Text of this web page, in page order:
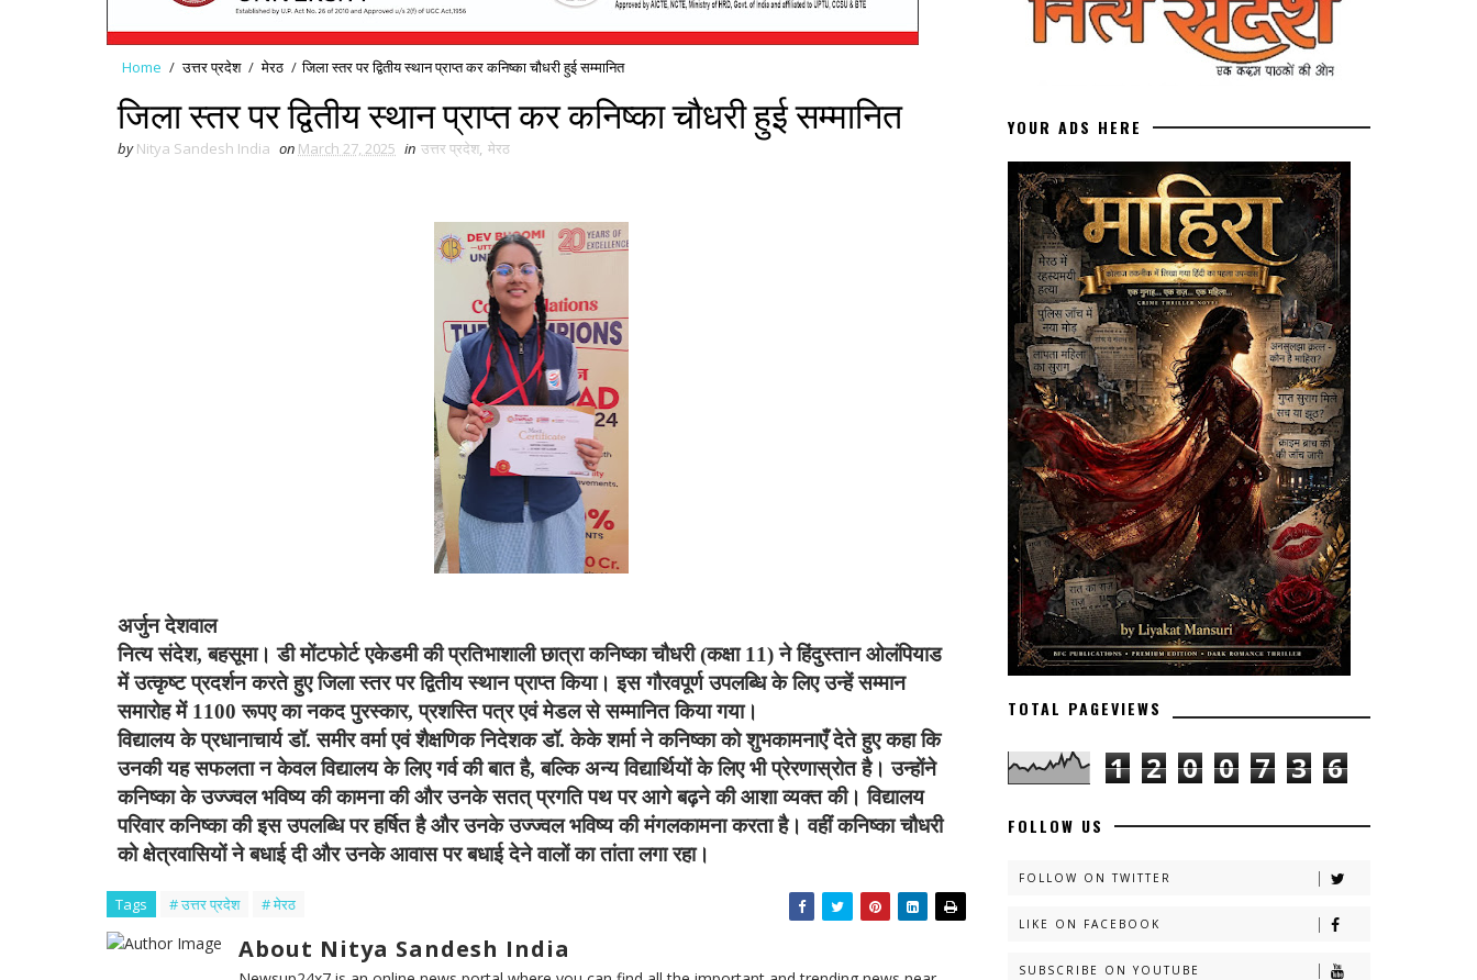
Home / उत्तर प्रदेश / मेरठ / जिला स्तर पर द्वितीय स्थान प्राप्त कर कनिष्का चौधरी हुई सम्मानित
जिला स्तर पर द्वितीय स्थान प्राप्त कर कनिष्का चौधरी हुई सम्मानित
by Nitya Sandesh India on March 27, 2025 in उत्तर प्रदेश, मेरठ
अर्जुन देशवाल
नित्य संदेश,बहसूमा। डी मोंटफोर्ट एकेडमी की प्रतिभाशाली छात्रा कनिष्का चौधरी (कक्षा 11) ने हिंदुस्तान ओलंपियाड
में उत्कृष्ट प्रदर्शन करते हुए जिला स्तर पर द्वितीय स्थान प्राप्त किया। इस गौरवपूर्ण उपलब्धि के लिए उन्हें सम्मान
समारोह में 1100 रूपए का नकद पुरस्कार, प्रशस्ति पत्र एवं मेडल से सम्मानित किया गया।
विद्यालय के प्रधानाचार्य डॉ. समीर वर्मा एवं शैक्षणिक निदेशक डॉ. केके शर्मा ने कनिष्का को शुभकामनाएँ देते हुए कहा कि
उनकी यह सफलता न केवल विद्यालय के लिए गर्व की बात है, बल्कि अन्य विद्यार्थियों के लिए भी प्रेरणास्रोत है। उन्होंने
कनिष्का के उज्ज्वल भविष्य की कामना की और उनके सतत् प्रगति पथ पर आगे बढ़ने की आशा व्यक्त की। विद्यालय
परिवार कनिष्का की इस उपलब्धि पर हर्षित है और उनके उज्ज्वल भविष्य की मंगलकामना करता है। वहीं कनिष्का चौधरी
को क्षेत्रवासियों ने बधाई दी और उनके आवास पर बधाई देने वालों का तांता लगा रहा।
Tags # उत्तर प्रदेश # मेरठ
About Nitya Sandesh India
YOUR ADS HERE
TOTAL PAGEVIEWS
1 2 0 0 7 3 6
FOLLOW US
FOLLOW ON TWITTER
LIKE ON FACEBOOK
SUBSCRIBE ON YOUTUBE